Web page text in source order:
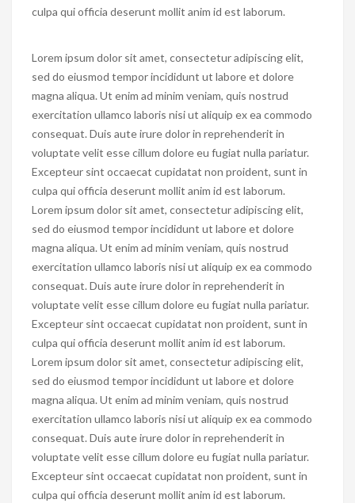
culpa qui officia deserunt mollit anim id est laborum.
Lorem ipsum dolor sit amet, consectetur adipiscing elit,
sed do eiusmod tempor incididunt ut labore et dolore
magna aliqua. Ut enim ad minim veniam, quis nostrud
exercitation ullamco laboris nisi ut aliquip ex ea commodo
consequat. Duis aute irure dolor in reprehenderit in
voluptate velit esse cillum dolore eu fugiat nulla pariatur.
Excepteur sint occaecat cupidatat non proident, sunt in
culpa qui officia deserunt mollit anim id est laborum.
Lorem ipsum dolor sit amet, consectetur adipiscing elit,
sed do eiusmod tempor incididunt ut labore et dolore
magna aliqua. Ut enim ad minim veniam, quis nostrud
exercitation ullamco laboris nisi ut aliquip ex ea commodo
consequat. Duis aute irure dolor in reprehenderit in
voluptate velit esse cillum dolore eu fugiat nulla pariatur.
Excepteur sint occaecat cupidatat non proident, sunt in
culpa qui officia deserunt mollit anim id est laborum.
Lorem ipsum dolor sit amet, consectetur adipiscing elit,
sed do eiusmod tempor incididunt ut labore et dolore
magna aliqua. Ut enim ad minim veniam, quis nostrud
exercitation ullamco laboris nisi ut aliquip ex ea commodo
consequat. Duis aute irure dolor in reprehenderit in
voluptate velit esse cillum dolore eu fugiat nulla pariatur.
Excepteur sint occaecat cupidatat non proident, sunt in
culpa qui officia deserunt mollit anim id est laborum.